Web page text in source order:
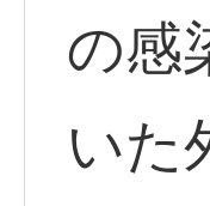
の感
いた